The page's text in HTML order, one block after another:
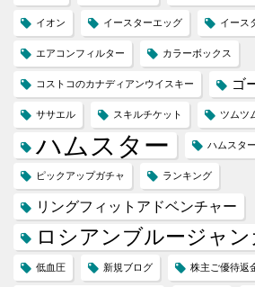
イオン イースターエッグ イース
エアコンフィルター カラーボックス
コストコのカナディアンウイスキー ゴ
ササエル スキルチケット ツムツ
ハムスター ハムスタ
ピックアップガチャ ランキング
リングフィットアドベンチャー
ロシアンブルージャ
低血圧 新規ブログ 株主ご優待返